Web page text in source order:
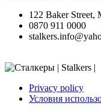
122 Baker
0870 911 0000
Privacy policy
Условия